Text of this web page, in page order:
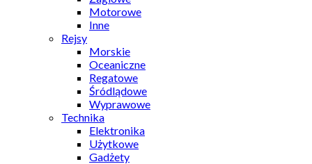
Motorowe
Inne
Rejsy
Morskie
Oceaniczne
Regatowe
Śródlądowe
Wyprawowe
Technika
Elektronika
Użytkowe
Gadżety